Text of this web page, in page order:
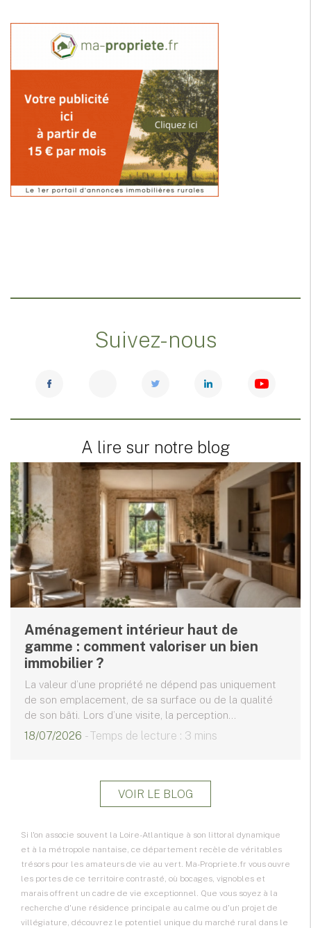
Suivez-nous
A lire sur notre blog
Aménagement intérieur haut de
gamme : comment valoriser un bien
immobilier ?
La valeur d’une propriété ne dépend pas uniquement
de son emplacement, de sa surface ou de la qualité
de son bâti. Lors d’une visite, la perception...
18/07/2026 - Temps de lecture : 3 mins
VOIR LE BLOG
Si l'on associe souvent la Loire-Atlantique à son littoral dynamique
et à la métropole nantaise, ce département recèle de véritables
trésors pour les amateurs de vie au vert. Ma-Propriete.fr vous ouvre
les portes de ce territoire contrasté, où bocages, vignobles et
marais offrent un cadre de vie exceptionnel. Que vous soyez à la
recherche d'une résidence principale au calme ou d'un projet de
villégiature, découvrez le potentiel unique du marché rural dans le